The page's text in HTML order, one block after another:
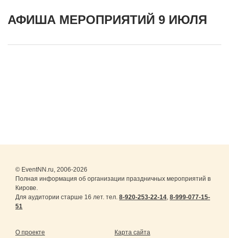
АФИША МЕРОПРИЯТИЙ 9 ИЮЛЯ
© EventNN.ru, 2006-2026
Полная информация об организации праздничных мероприятий в
Кирове.
Для аудитории старше 16 лет. тел. 8-920-253-22-14, 8-999-077-15-
51
О проекте Карта сайта